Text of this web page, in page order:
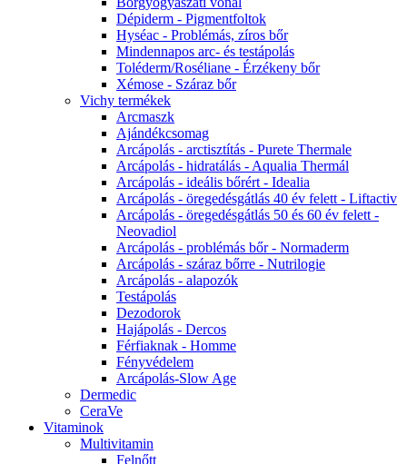
Dépiderm - Pigmentfoltok
Hyséac - Problémás, zíros bőr
Mindennapos arc- és testápolás
Toléderm/Roséliane - Érzékeny bőr
Xémose - Száraz bőr
Vichy termékek
Arcmaszk
Ajándékcsomag
Arcápolás - arctisztítás - Purete Thermale
Arcápolás - hidratálás - Aqualia Thermál
Arcápolás - ideális bőrért - Idealia
Arcápolás - öregedésgátlás 40 év felett - Liftactiv
Arcápolás - öregedésgátlás 50 és 60 év felett -
Neovadiol
Arcápolás - problémás bőr - Normaderm
Arcápolás - száraz bőrre - Nutrilogie
Arcápolás - alapozók
Testápolás
Dezodorok
Hajápolás - Dercos
Férfiaknak - Homme
Fényvédelem
Arcápolás-Slow Age
Dermedic
CeraVe
Vitaminok
Multivitamin
Felnőtt